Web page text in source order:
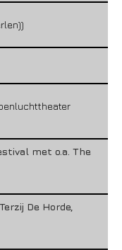
met o.a. The
De Horde,